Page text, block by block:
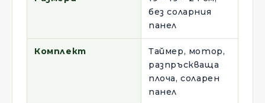
без соларния
панел
Комплект
Таймер, мотор,
разпръскваща
плоча, соларен
панел